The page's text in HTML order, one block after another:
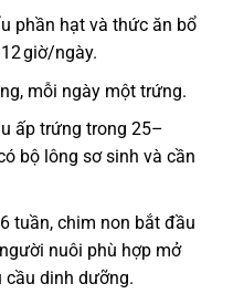
phần hạt và thức ăn bổ
giờ/ngày.
mỗi ngày một trứng.
ấp trứng trong 25–
bộ lông sơ sinh và cần
tuần, chim non bắt đầu
nuôi phù hợp mở
cầu dinh dưỡng.